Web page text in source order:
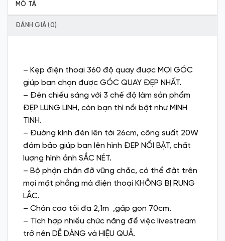
MÔ TẢ
ĐÁNH GIÁ (0)
– Kẹp điện thoại 360 độ quay được MỌI GÓC
giúp bạn chọn được GÓC QUAY ĐẸP NHẤT.
– Đèn chiếu sáng với 3 chế độ làm sản phẩm
ĐẸP LUNG LINH, còn bạn thì nổi bật như MINH
TINH.
– Đường kính đèn lên tới 26cm, công suất 20W
đảm bảo giúp bạn lên hình ĐẸP NỔI BẬT, chất
lượng hình ảnh SẮC NÉT.
– Bộ phận chân đỡ vững chắc, có thể đặt trên
mọi mặt phẳng mà điện thoại KHÔNG BỊ RUNG
LẮC.
– Chân cao tối đa 2,1m ,gấp gọn 70cm.
– Tích hợp nhiều chức năng để việc livestream
trở nên DỄ DÀNG và HIỆU QUẢ.